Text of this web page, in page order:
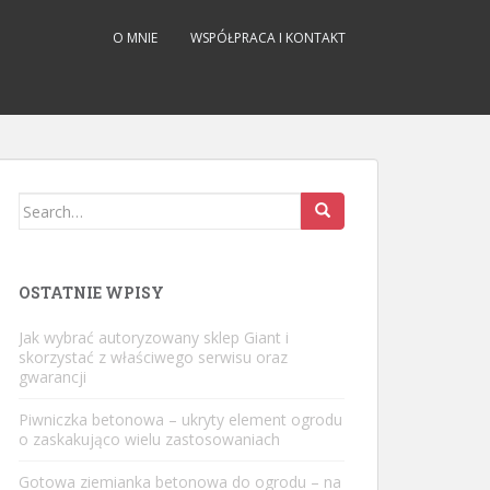
O MNIE WSPÓŁPRACA I KONTAKT
Search
OSTATNIE WPISY
Jak wybrać autoryzowany sklep Giant i
skorzystać z właściwego serwisu oraz
gwarancji
Piwniczka betonowa – ukryty element ogrodu
o zaskakująco wielu zastosowaniach
Gotowa ziemianka betonowa do ogrodu – na